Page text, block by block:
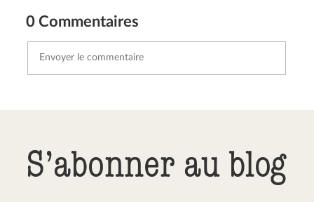
0 Commentaires
S’abonner au blog